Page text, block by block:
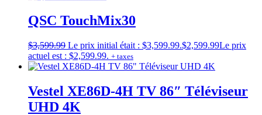
QSC TouchMix30
$3,599.99 Le prix initial était : $3,599.99.$2,599.99Le prix
actuel est : $2,599.99. + taxes
Vestel XE86D-4H TV 86″ Téléviseur
UHD 4K